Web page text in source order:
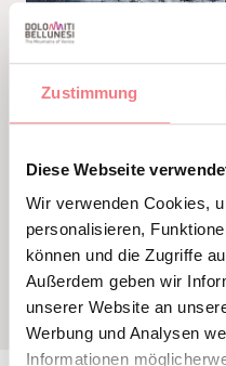
Zustimmung
Diese Webseite
Wir verwenden Cookies,
personalisieren,
können und die Zugriffe
Außerdem geben wir
unserer Website an
Werbung und Analysen
Informationen
TERRAZZA RA